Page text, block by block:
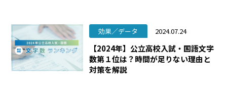
効果／データ 2024.07.24
【2024年】公立高校入試・国語文字
数第１位は？時間が足りない理由と
対策を解説